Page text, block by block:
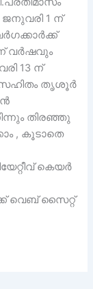
ജനുവരി 1 ന്
വർഷവും
13 ന്
സഹിതം തൃശൂർ
തിരഞ്ഞു
, കൂടാതെ
കെയർ
വെബ് സൈറ്റ്